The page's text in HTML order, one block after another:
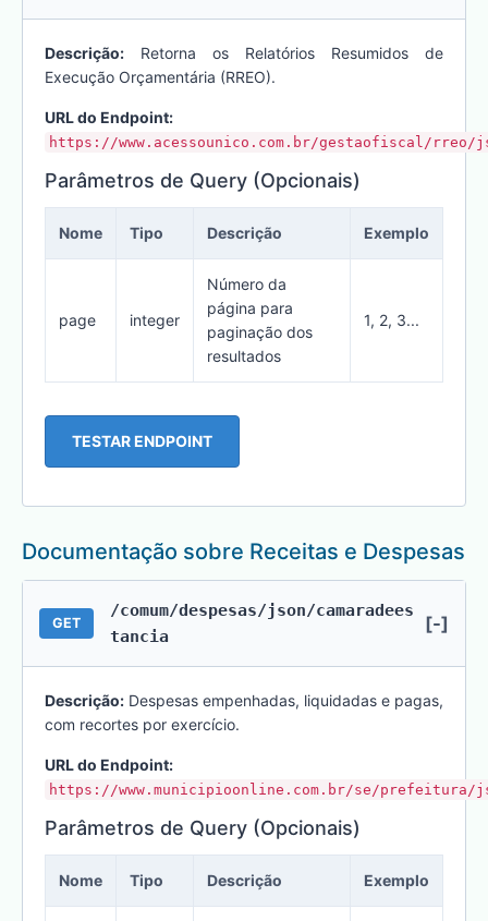
Descrição: Retorna os Relatórios Resumidos de
Execução Orçamentária (RREO).
URL do Endpoint:
https://www.acessounico.com.br/gestaofiscal/rreo/
Parâmetros de Query (Opcionais)
Nome Tipo Descrição Exemplo
page integer
Número da
página para
paginação dos
resultados
1, 2, 3...
TESTAR ENDPOINT
Documentação sobre Receitas e Despesas
GET
/comum/despesas/json/camaradees
tancia
[-]
Descrição: Despesas empenhadas, liquidadas e pagas,
com recortes por exercício.
URL do Endpoint:
https://www.municipioonline.com.br/se/prefeitura/
Parâmetros de Query (Opcionais)
Nome Tipo Descrição Exemplo